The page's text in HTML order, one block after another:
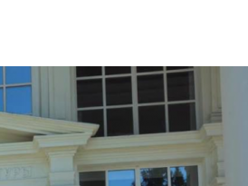
ул. Главная, 99